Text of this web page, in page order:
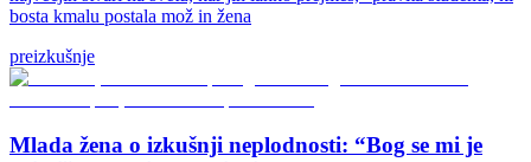
bosta kmalu postala mož in žena
preizkušnje
Mlada žena o izkušnji neplodnosti: “Bog se mi je